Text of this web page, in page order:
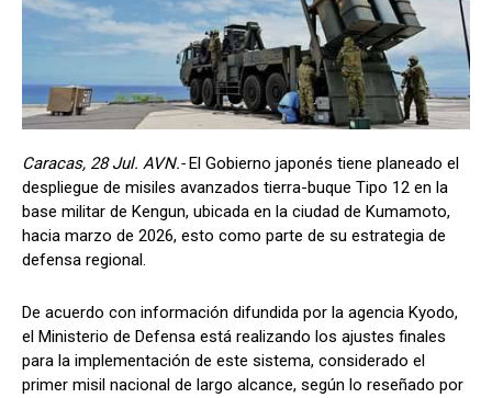
Caracas, 28 Jul. AVN.-El Gobierno japonés tiene planeado el
despliegue de misiles avanzados tierra-buque Tipo 12 en la
base militar de Kengun, ubicada en la ciudad de Kumamoto,
hacia marzo de 2026, esto como parte de su estrategia de
defensa regional.
De acuerdo con información difundida por la agencia Kyodo,
el Ministerio de Defensa está realizando los ajustes finales
para la implementación de este sistema, considerado el
primer misil nacional de largo alcance, según lo reseñado por